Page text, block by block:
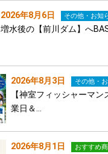
2026年8月6日 その他・お知
増水後の【前川ダム】へ
2026年8月3日 その他・
【神室フィッシャーマ
業日＆…
2026年8月1日 おすすめ